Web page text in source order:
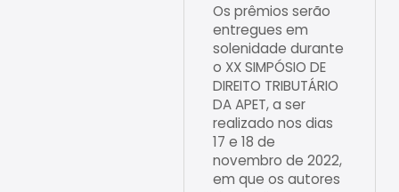
Os prêmios serão
entregues em
solenidade durante
o XX SIMPÓSIO DE
DIREITO TRIBUTÁRIO
DA APET, a ser
realizado nos dias
17 e 18 de
novembro de 2022,
em que os autores